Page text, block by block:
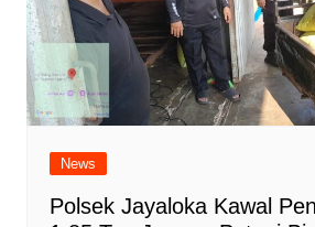
News
Polsek Jayaloka Kawal